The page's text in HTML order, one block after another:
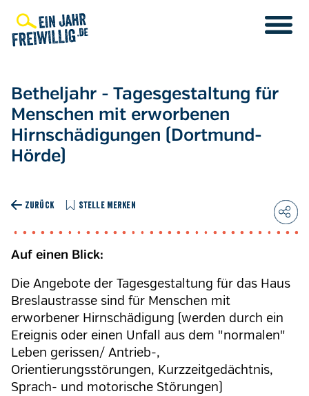
zum
Inhalt
Betheljahr - Tagesgestaltung für
Menschen mit erworbenen
Hirnschädigungen (Dortmund-
Hörde)
ZURÜCK STELLE MERKEN
Auf einen Blick:
Die Angebote der Tagesgestaltung für das Haus
Breslaustrasse sind für Menschen mit
erworbener Hirnschädigung (werden durch ein
Ereignis oder einen Unfall aus dem "normalen"
Leben gerissen/ Antrieb-,
Orientierungsstörungen, Kurzzeitgedächtnis,
Sprach- und motorische Störungen)